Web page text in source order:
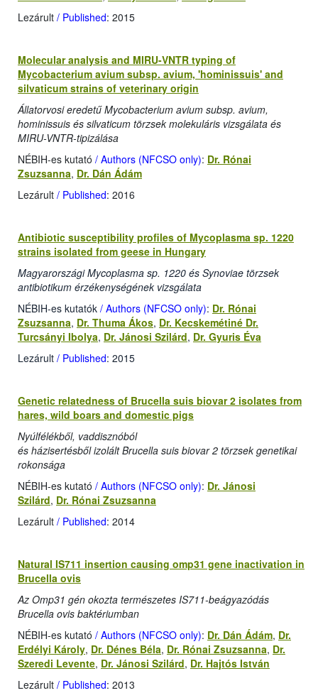
Lezárult / Published: 2015
Molecular analysis and MIRU-VNTR typing of
Mycobacterium avium subsp. avium, 'hominissuis' and
silvaticum strains of veterinary origin
Állatorvosi eredetű Mycobacterium avium subsp. avium,
hominissuis és silvaticum törzsek molekuláris vizsgálata és
MIRU-VNTR-tipizálása
NÉBIH-es kutató / Authors (NFCSO only): Dr. Rónai
Zsuzsanna, Dr. Dán Ádám
Lezárult / Published: 2016
Antibiotic susceptibility profiles of Mycoplasma sp. 1220
strains isolated from geese in Hungary
Magyarországi Mycoplasma sp. 1220 és Synoviae törzsek
antibiotikum érzékenységének vizsgálata
NÉBIH-es kutatók / Authors (NFCSO only): Dr. Rónai
Zsuzsanna, Dr. Thuma Ákos, Dr. Kecskemétiné Dr.
Turcsányi Ibolya, Dr. Jánosi Szilárd, Dr. Gyuris Éva
Lezárult / Published: 2015
Genetic relatedness of Brucella suis biovar 2 isolates from
hares, wild boars and domestic pigs
Nyúlfélékből, vaddisznóból
és házisertésből izolált Brucella suis biovar 2 törzsek genetikai
rokonsága
NÉBIH-es kutató / Authors (NFCSO only): Dr. Jánosi
Szilárd, Dr. Rónai Zsuzsanna
Lezárult / Published: 2014
Natural IS711 insertion causing omp31 gene inactivation in
Brucella ovis
Az Omp31 gén okozta természetes IS711-beágyazódás
Brucella ovis baktériumban
NÉBIH-es kutató / Authors (NFCSO only): Dr. Dán Ádám, Dr.
Erdélyi Károly, Dr. Dénes Béla, Dr. Rónai Zsuzsanna, Dr.
Szeredi Levente, Dr. Jánosi Szilárd, Dr. Hajtós István
Lezárult / Published: 2013